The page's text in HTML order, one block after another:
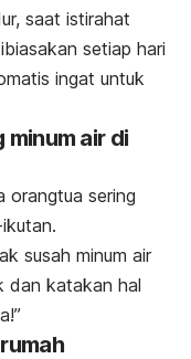
saat istirahat
setiap hari
ingat untuk
air di
orangtua sering
susah minum air
dan katakan hal